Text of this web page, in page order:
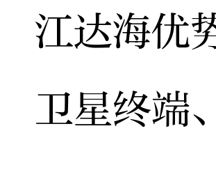
江达海优
卫星终端